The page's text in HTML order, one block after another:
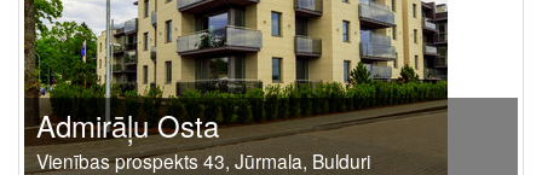
Admirāļu Osta
Vienības prospekts 43, Jūrmala, Bulduri